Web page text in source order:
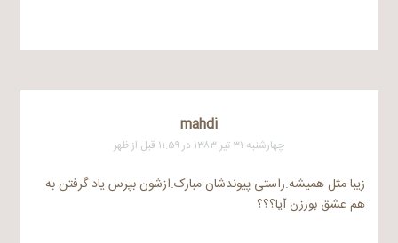
mahdi
چهارشنبه ۳۱ تیر ۱۳۸۳ در ۱۱:۵۹ قبل از ظهر
زیبا مثل همیشه.راستی پیوندشان مبارک.ازشون بپرس یاد گرفتن به
هم عشق بورزن آیا؟؟؟